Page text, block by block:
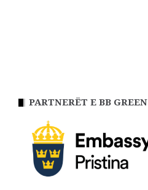
PARTNERËT E BB GREEN